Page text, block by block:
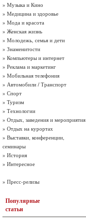
» Музыка и Кино
» Медицина и здоровье
» Мода и красота
» Женская жизнь
» Молодежь, семья и дети
» Знаменитости
» Компьютеры и интернет
» Реклама и маркетинг
» Мобильная телефония
» Автомобили / Транспорт
» Спорт
» Туризм
» Технологии
» Отдых, заведения и мероприятия
» Отдых на курортах
» Выставки, конференции,
семинары
» История
» Интересное
» Пресс-релизы
Популярные
статьи